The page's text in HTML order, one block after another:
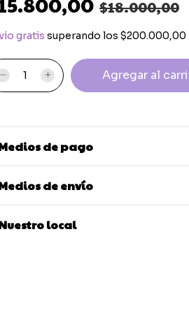
$18.000,00
gratis superando los $200.000,00
de pago
de envío
local